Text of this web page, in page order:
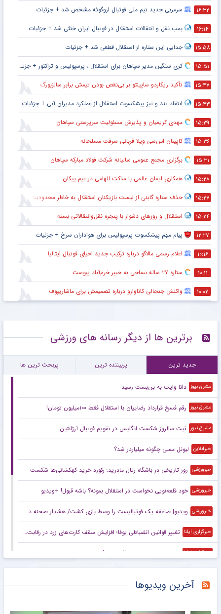
۱۶:۳۲ سرمربی جدید تیم ملی فوتبال اروگوئه مشخص شد + جزئیات
۱۶:۱۴ بمب نقل و انتقالات استقلال در فوتبال ایران خنثی شد + جزئیات
۱۵:۵۸ جدایی این ستاره از استقلال قطعی شد + جزئیات
۱۵:۵۱ کری سنگین مدیر سپاهان برای استقلال ، پرسپولیس و تراکتور + جزئیات
۱۵:۴۷ تأکید ریکاردو ساپینتو بر بی‌نقص بودن تیمش برابر سالزبورگ
۱۵:۴۳ انتقاد تند و تیز پیشکسوت استقلال از عملکرد مدیران آبی + جزئیات
۱۵:۳۹ مهدی کریمیان و پذیرش مسئولیت سرپرستی سپاهان
۱۵:۳۶ کاپیتان اس‌سی ویلا قربانی سرقت مسلحانه
۱۵:۳۱ برگزاری مجمع عمومی سالیانه شرکت فولاد مبارکه سپاهان
۱۵:۲۸ همکاری ایمان عالمی با ساکت الهامی در تیم پیکان
۱۵:۲۷ حذف ستاره گابنی از لیست بازیکنان استقلال به خاطر محدودیت نقل‌وانتقالاتی
۱۵:۲۴ استقلال و روزهای دشوار با پنجره نقل‌وانتقالاتی بسته
۱۲:۲۷ پیام مهم پیشکسوت پرسپولیس برای هواداران سرخ + جزئیات
۱۰:۱۶ اعلام رسمی مالاگو درباره ترکیب جدید احیای فوتبال ایتالیا
۱۰:۱۱ ستاره ۲۷ ساله نساجی به خیبر خرم‌آباد پیوست
۱۰:۰۲ واکنش جنجالی کاناوارو درباره تصمیمش برای ماشاریپوف
برترین ها از دیگر رسانه های ورزشی
جدید ترین پربیننده ترین پربحث ترین ها
مشرق نیوز دانا وایت به بن‌بست رسید
مشرق نیوز رقم فسخ قرارداد رضاییان با استقلال فقط ۱۰۰میلیون تومان!
مشرق نیوز ثبت سالروز شکست انگلیس در تقویم فوتبال آرژانتین
خبرانلاین لیونل مسی چگونه میلیاردر شد؟
خبرورزشی روز تاریخی در باشگاه رئال مادرید؛ رکورد خرید کهکشانی‌ها شکست
خبرورزشی خود قلعه‌نویی نخواست در استقلال بمونه؟ باشه قبول! +ویدیو
خبرورزشی ویدیو| صاعقه یک فوتبالیست را وسط بازی کشت/ هشدار صحنه دلخراش!
خبرگزاری ایلنا تغییر قوانین انضباطی یوفا؛ افزایش سقف کارت‌های زرد در رقابت‌های اروپایی
خبرگزاری ایلنا رودری با بارسلونا به توافق رسید!
برزگر: همای سعادت روی دوش تارتار نشسته است/ عیار واقعی پرسپولیس از هفته پنجم به بعد مشخص می‌شود
آخرین ویدیوها